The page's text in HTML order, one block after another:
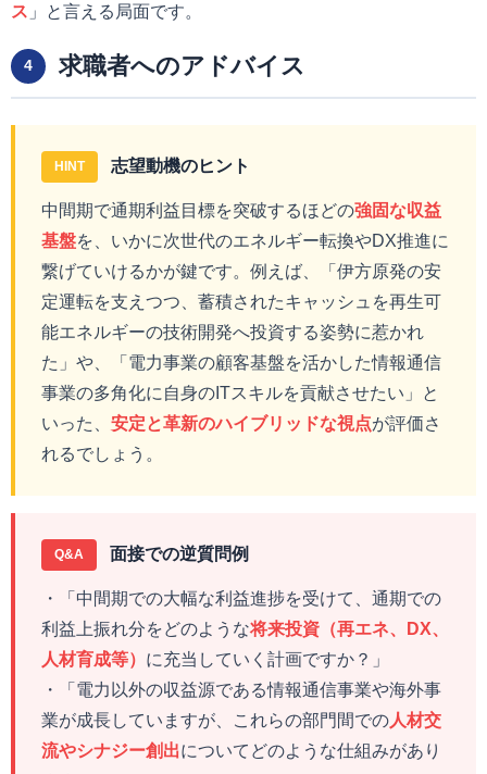
ス 」と言える局面です。
4 求職者へのアドバイス
HINT 志望動機のヒント
中間期で通期利益目標を突破するほどの強固な収益
基盤を、いかに次世代のエネルギー転換やDX推進に
繋げていけるかが鍵です。例えば、「伊方原発の安
定運転を支えつつ、蓄積されたキャッシュを再生可
能エネルギーの技術開発へ投資する姿勢に惹かれ
た」や、「電力事業の顧客基盤を活かした情報通信
事業の多角化に自身のITスキルを貢献させたい」と
いった、 安定と革新のハイブリッドな視点が評価さ
れるでしょう。
Q&A 面接での逆質問例
・「中間期での大幅な利益進捗を受けて、通期での
利益上振れ分をどのような将来投資（再エネ、DX、
人材育成等） に充当していく計画ですか？」
・「電力以外の収益源である情報通信事業や海外事
業が成長していますが、これらの部門間での人材交
流やシナジー創出についてどのような仕組みがあり